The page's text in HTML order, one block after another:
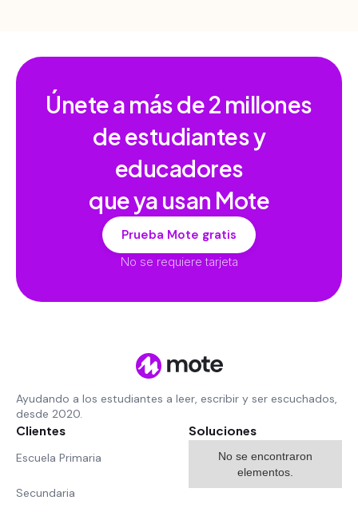
Únete a más de2 millones
de estudiantes y
educadores
que ya usan Mote
Prueba Mote gratis
No se requiere tarjeta
Ayudando a los estudiantes a leer, escribir y ser escuchados,
desde 2020.
Clientes
Escuela Primaria
Secundaria
Soluciones
No se encontraron
elementos.